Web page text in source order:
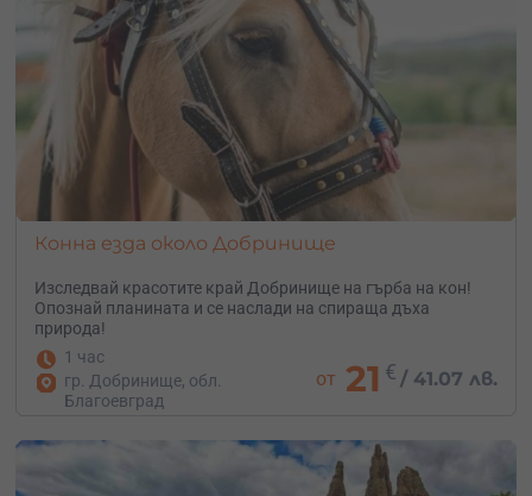
Конна езда около Добринище
Изследвай красотите край Добринище на гърба на кон!
Опознай планината и се наслади на спираща дъха
природа!
1 час
гр. Добринище, обл.
Благоевград
от 21 € /41.07 лв.